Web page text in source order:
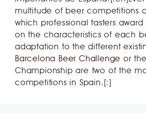
multitude of beer competitions
which professional tasters award
on the characteristics of each
adaptation to the different
Barcelona Beer Challenge or
Championship are two of the
competitions in Spain.[:]